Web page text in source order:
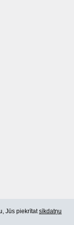
Jūs piekrītatsīkdatņu